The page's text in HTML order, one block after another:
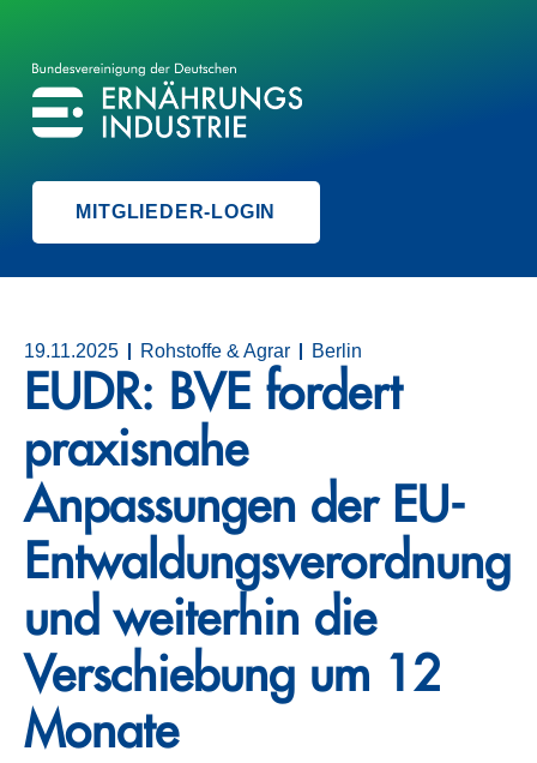
BVE
BUNDESVEREINIGUNG DER ERNÄHRUNGSINDUSTRIE
MITGLIEDER-LOGIN
19.11.2025 Rohstoffe & Agrar Berlin
EUDR: BVE fordert
praxisnahe
Anpassungen der EU-
Entwaldungsverordnung
und weiterhin die
Verschiebung um 12
Monate